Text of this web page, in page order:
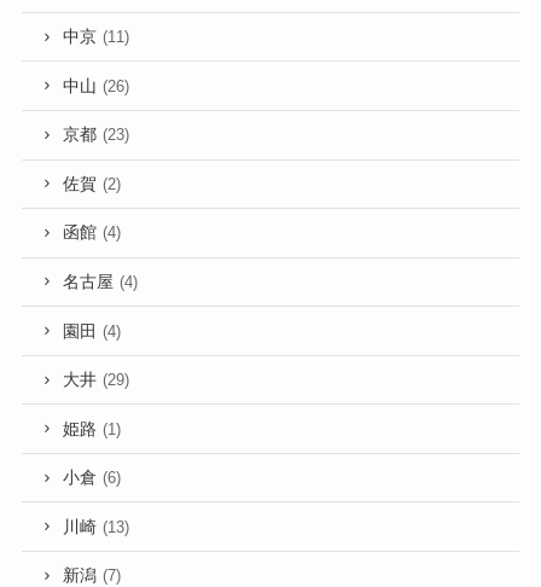
中京 (11)
中山 (26)
京都 (23)
佐賀 (2)
函館 (4)
名古屋 (4)
園田 (4)
大井 (29)
姫路 (1)
小倉 (6)
川崎 (13)
新潟 (7)